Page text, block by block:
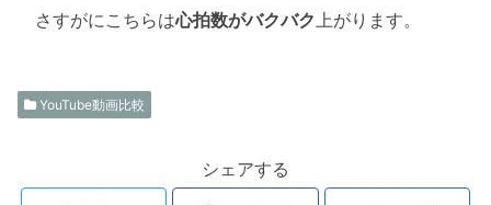
さすがにこちらは心拍数がバクバク上がります。
YouTube動画比較
シェアする